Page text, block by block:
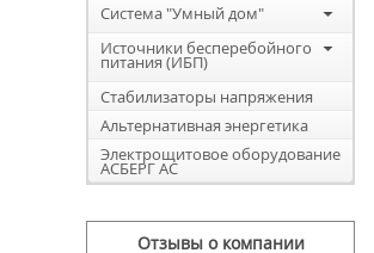
Система "Умный дом"
Источники бесперебойного
питания (ИБП)
Стабилизаторы напряжения
Альтернативная энергетика
Электрощитовое оборудование
АСБЕРГ АС
Отзывы о компании